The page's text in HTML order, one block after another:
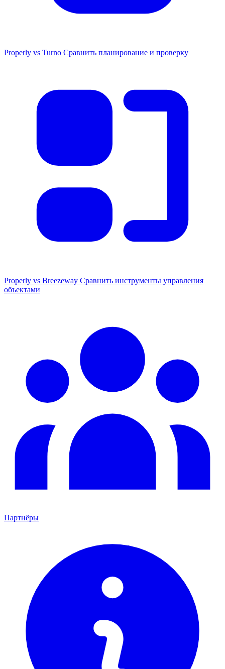
Properly vs Turno Сравнить планирование и проверку
Properly vs Breezeway Сравнить инструменты управления
объектами
Партнёры